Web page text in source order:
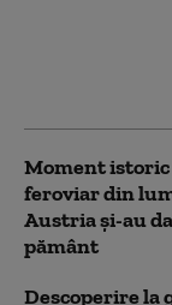
Moment
feroviar din
Austria și-au
pământ
Descoperire la